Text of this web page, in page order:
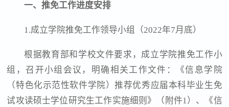
一、推免工作进度安排
1.成立学院推免工作领导小组（2022年7月底）
根据教育部和学校文件要求，成立学院推免工作小
组，召开小组会议，明确相关工作文件：《信息学院
（特色化示范性软件学院）推荐优秀应届本科毕业生免
试攻读硕士学位研究生工作实施细则》（附件1）、《信